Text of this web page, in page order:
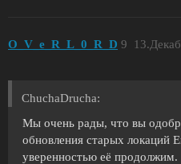
O_V_e_R_L_0_R_D 9
ChuchaDrucha:
Мы очень рады, что вы
обновления старых локаций
уверенностью её продолжим.